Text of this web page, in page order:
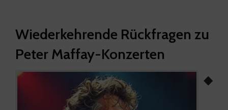
Wiederkehrende Rückfragen zu
Peter Maffay-Konzerten
◆